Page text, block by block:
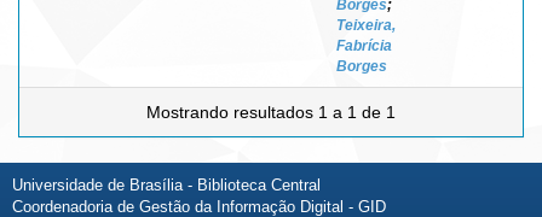
Borges;
Teixeira,
Fabrícia
Borges
Mostrando resultados 1 a 1 de 1
Universidade de Brasília - Biblioteca Central
Coordenadoria de Gestão da Informação Digital - GID